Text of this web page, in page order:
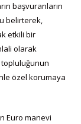
başvuranların
belirterek,
etkili bir
olarak
topluluğunun
özel korumaya
Euro manevi